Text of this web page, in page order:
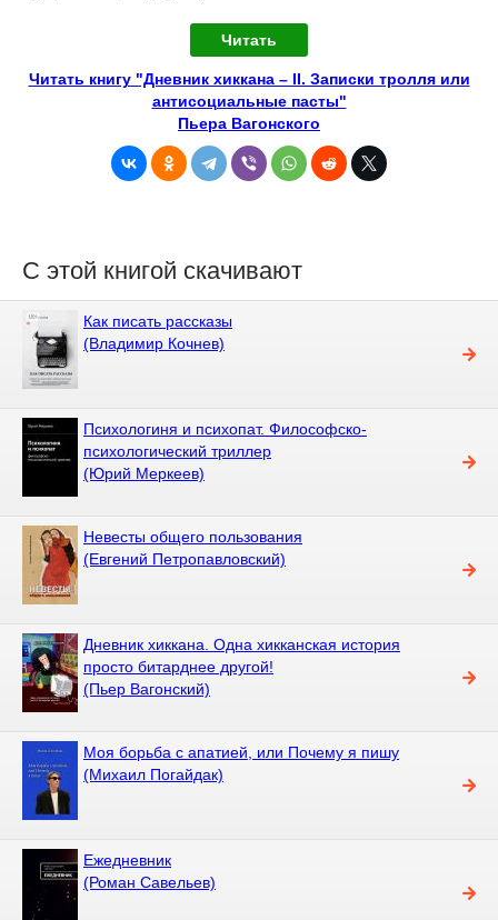
Читать
Читать книгу "Дневник хиккана – II. Записки тролля или
антисоциальные пасты"
Пьера Вагонского
С этой книгой скачивают
Как писать рассказы
(Владимир Кочнев)
Психологиня и психопат. Философско-
психологический триллер
(Юрий Меркеев)
Невесты общего пользования
(Евгений Петропавловский)
Дневник хиккана. Одна хикканская история
просто битарднее другой!
(Пьер Вагонский)
Моя борьба с апатией, или Почему я пишу
(Михаил Погайдак)
Ежедневник
(Роман Савельев)